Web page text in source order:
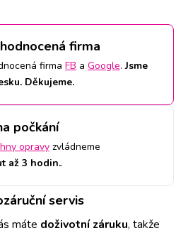
firma
firma FB a Google.Jsme
Děkujeme.
počkání
opravy zvládneme
až 3 hodin..
servis
máte doživotní záruku, takže